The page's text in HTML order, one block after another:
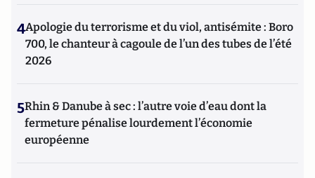
4Apologie du terrorisme et du viol, antisémite : Boro
700, le chanteur à cagoule de l’un des tubes de l’été
2026
5Rhin & Danube à sec : l’autre voie d’eau dont la
fermeture pénalise lourdement l’économie
européenne